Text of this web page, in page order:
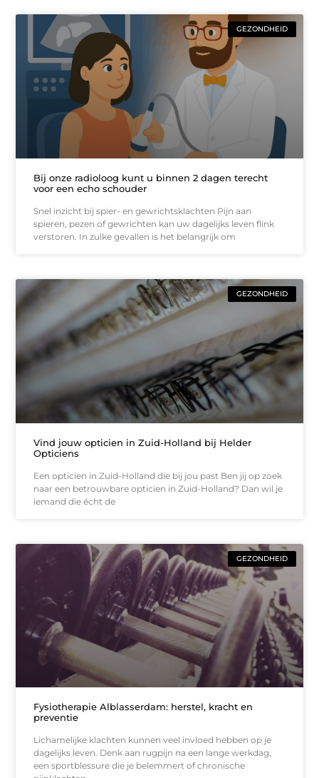
GEZONDHEID
Bij onze radioloog kunt u binnen 2 dagen terecht
voor een echo schouder
Snel inzicht bij spier- en gewrichtsklachten Pijn aan
spieren, pezen of gewrichten kan uw dagelijks leven flink
verstoren. In zulke gevallen is het belangrijk om
GEZONDHEID
Vind jouw opticien in Zuid-Holland bij Helder
Opticiens
Een opticien in Zuid-Holland die bij jou past Ben jij op zoek
naar een betrouwbare opticien in Zuid-Holland? Dan wil je
iemand die écht de
GEZONDHEID
Fysiotherapie Alblasserdam: herstel, kracht en
preventie
Lichamelijke klachten kunnen veel invloed hebben op je
dagelijks leven. Denk aan rugpijn na een lange werkdag,
een sportblessure die je belemmert of chronische